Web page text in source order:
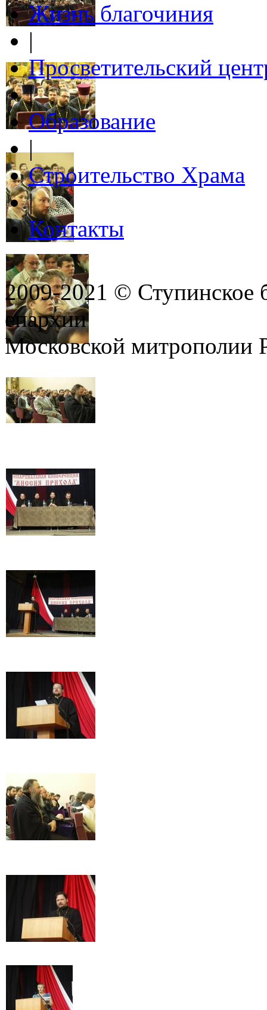
Жизнь благочиния
|
Просветительский
|
Образование
|
Строительство Храма
|
Контакты
2009-2021 © Ступинское
епархии
Московской митрополии